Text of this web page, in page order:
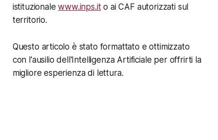
istituzionalewww.inps.ito ai CAF autorizzati sul
territorio.
Questo articolo è stato formattato e ottimizzato
con l'ausilio dell'Intelligenza Artificiale per offrirti la
migliore esperienza di lettura.